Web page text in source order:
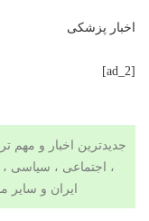
اخبار پزشکی
[ad_2]
، اجتماعی ، سیاسی ،
ایران و سایر